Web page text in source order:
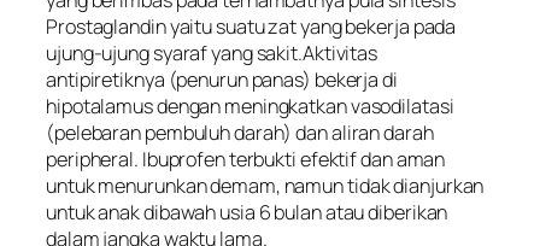
Prostaglandin yaitu suatu zat yang bekerja pada
ujung-ujung syaraf yang sakit.Aktivitas
antipiretiknya (penurun panas) bekerja di
hipotalamus dengan meningkatkan vasodilatasi
(pelebaran pembuluh darah) dan aliran darah
peripheral. Ibuprofen terbukti efektif dan aman
untuk menurunkan demam, namun tidak dianjurkan
untuk anak dibawah usia 6 bulan atau diberikan
dalam jangka waktu lama.